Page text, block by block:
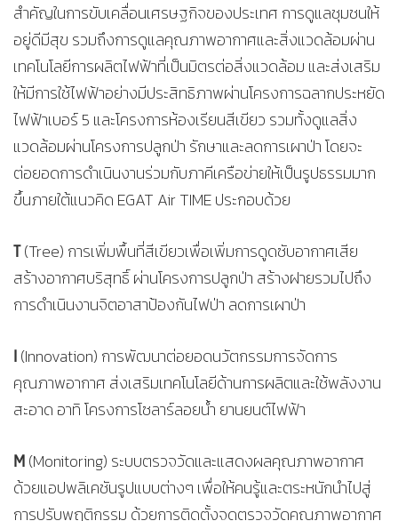
สำคัญในการขับเคลื่อนเศรษฐกิจของประเทศ การดูแลชุมชนให้
อยู่ดีมีสุข รวมถึงการดูแลคุณภาพอากาศและสิ่งแวดล้อมผ่าน
เทคโนโลยีการผลิตไฟฟ้าที่เป็นมิตรต่อสิ่งแวดล้อม และส่งเสริม
ให้มีการใช้ไฟฟ้าอย่างมีประสิทธิภาพผ่านโครงการฉลากประหยัด
ไฟฟ้าเบอร์ 5 และโครงการห้องเรียนสีเขียว รวมทั้งดูแลสิ่ง
แวดล้อมผ่านโครงการปลูกป่า รักษาและลดการเผาป่า โดยจะ
ต่อยอดการดำเนินงานร่วมกับภาคีเครือข่ายให้เป็นรูปธรรมมาก
ขึ้นภายใต้แนวคิด EGAT Air TIME ประกอบด้วย
T(Tree) การเพิ่มพื้นที่สีเขียวเพื่อเพิ่มการดูดซับอากาศเสีย
สร้างอากาศบริสุทธิ์ ผ่านโครงการปลูกป่า สร้างฝายรวมไปถึง
การดำเนินงานจิตอาสาป้องกันไฟป่า ลดการเผาป่า
I(Innovation) การพัฒนาต่อยอดนวัตกรรมการจัดการ
คุณภาพอากาศ ส่งเสริมเทคโนโลยีด้านการผลิตและใช้พลังงาน
สะอาด อาทิ โครงการโซลาร์ลอยน้ำ ยานยนต์ไฟฟ้า
M(Monitoring) ระบบตรวจวัดและแสดงผลคุณภาพอากาศ
ด้วยแอปพลิเคชันรูปแบบต่างๆ เพื่อให้คนรู้และตระหนักนำไปสู่
การปรับพฤติกรรม ด้วยการติดตั้งจุดตรวจวัดคุณภาพอากาศ